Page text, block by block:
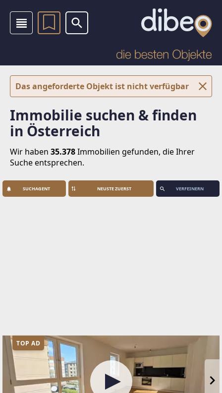
Das angeforderte Objekt ist nicht verfügbar
Immobilie suchen & finden
in Österreich
Wir haben 35.378Immobilien gefunden, die Ihrer
Suche entsprechen.
SUCHAGENT VERFEINERN
TOP AD